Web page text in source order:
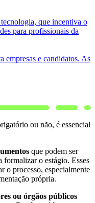
que incentiva o
para profissionais da
empresas e candidatos. As
ou não, é essencial
que podem ser
formalizar o estágio. Esses
o processo, especialmente
própria.
ou órgãos públicos